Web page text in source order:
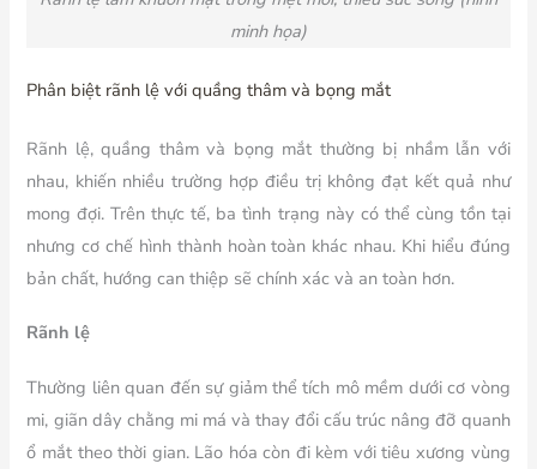
minh họa)
Phân biệt rãnh lệ với quầng thâm và bọng mắt
Rãnh lệ, quầng thâm và bọng mắt thường bị nhầm lẫn với
nhau, khiến nhiều trường hợp điều trị không đạt kết quả như
mong đợi. Trên thực tế, ba tình trạng này có thể cùng tồn tại
nhưng cơ chế hình thành hoàn toàn khác nhau. Khi hiểu đúng
bản chất, hướng can thiệp sẽ chính xác và an toàn hơn.
Rãnh lệ
Thường liên quan đến sự giảm thể tích mô mềm dưới cơ vòng
mi, giãn dây chằng mi má và thay đổi cấu trúc nâng đỡ quanh
ổ mắt theo thời gian. Lão hóa còn đi kèm với tiêu xương vùng